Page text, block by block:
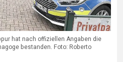
hat nach offiziellen Angaben die
bestanden. Foto: Roberto